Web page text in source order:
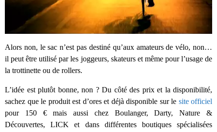
Alors non, le sac n’est pas destiné qu’aux amateurs de vélo, non…
il peut être utilisé par les joggeurs, skateurs et même pour l’usage de
la trottinette ou de rollers.
L’idée est plutôt bonne, non ? Du côté des prix et la disponibilité,
sachez que le produit est d’ores et déjà disponible sur le site officiel
pour 150 € mais aussi chez Boulanger, Darty, Nature &
Découvertes, LICK et dans différentes boutiques spécialisées